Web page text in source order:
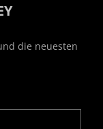
die neuesten